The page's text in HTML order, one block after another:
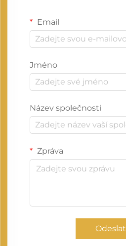
Email
Jméno
Název společnosti
Zpráva
Odeslat